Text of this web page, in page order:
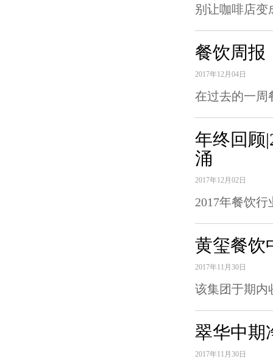
别让咖啡店变
餐饮周报
2017年12月04日
在过去的一周
年终回顾
涌
2017年12月02日
2017年餐饮
黄玺餐饮
2017年11月30日
该集团于期内
翠华中期
2017年11月30日